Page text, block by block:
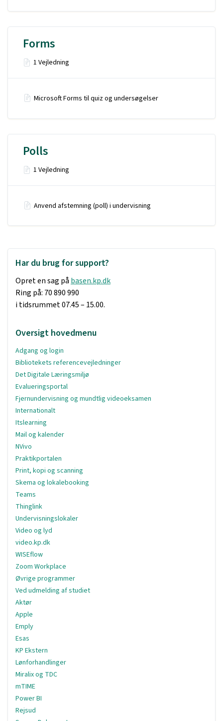
Har du brug for support?
Opret en sag på basen.kp.dk
Ring på: 70 890 990
i tidsrummet 07.45 – 15.00.
Oversigt hovedmenu
Adgang og login
Bibliotekets referencevejledninger
Det Digitale Læringsmiljø
Evalueringsportal
Fjernundervisning og mundtlig videoeksamen
Internationalt
Itslearning
Mail og kalender
NVivo
Praktikportalen
Print, kopi og scanning
Skema og lokalebooking
Teams
Thinglink
Undervisningslokaler
Video og lyd
video.kp.dk
WISEflow
Zoom Workplace
Øvrige programmer
Ved udmelding af studiet
Aktør
Apple
Emply
Esas
KP Ekstern
Lønforhandlinger
Miralix og TDC
mTIME
Power BI
Rejsud
Forms
1 Vejledning
Microsoft Forms til quiz og undersøgelser
Polls
1 Vejledning
Anvend afstemning (poll) i undervisning